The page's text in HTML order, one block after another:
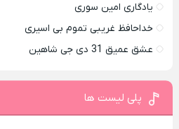
یادگاری امین سوری
خداحافظ غریبی تموم بی اسیری
عشق عمیق 31 دی جی شاهین
پلی لیست ها